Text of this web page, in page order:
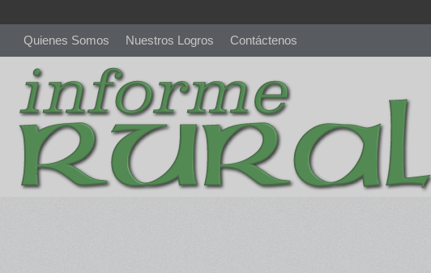
Quienes Somos Nuestros Logros Contáctenos
richardmillereplica is also available with delicate watches for women.